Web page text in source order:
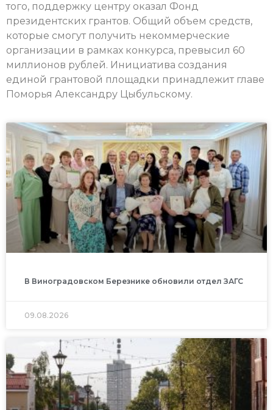
того, поддержку центру оказал Фонд
президентских грантов. Общий объем средств,
которые смогут получить некоммерческие
организации в рамках конкурса, превысил 60
миллионов рублей. Инициатива создания
единой грантовой площадки принадлежит главе
Поморья Александру Цыбульскому.
В Виноградовском Березнике обновили отдел ЗАГС
09.08.2026